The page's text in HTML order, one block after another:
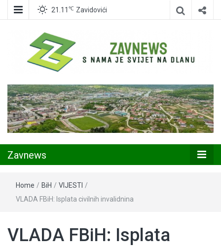
21.11 ℃ Zavidovići
Zavnews
Zavnews
Home / BiH / VIJESTI /
VLADA FBiH: Isplata civilnih invalidnina
VLADA FBiH: Isplata